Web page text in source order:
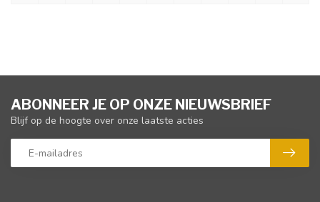
ABONNEER JE OP ONZE NIEUWSBRIEF
Blijf op de hoogte over onze laatste acties